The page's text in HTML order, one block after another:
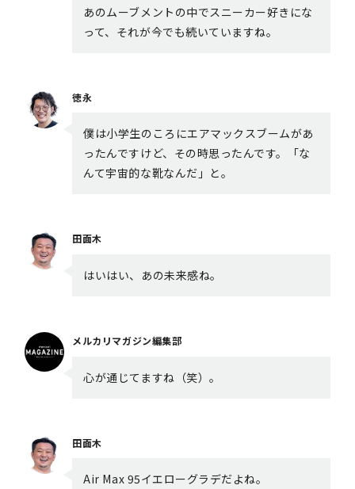
あのムーブメントの中でスニーカー好きにな
って、それが今でも続いていますね。
徳永
僕は小学生のころにエアマックスブームがあ
ったんですけど、その時思ったんです。「な
んて宇宙的な靴なんだ」と。
田面木
はいはい、あの未来感ね。
メルカリマガジン編集部
心が通じてますね（笑）。
田面木
Air Max 95イエローグラデだよね。